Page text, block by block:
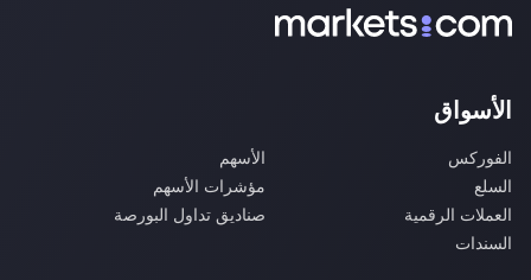
الأسواق
الفوركس
الأسهم
السلع
مؤشرات الأسهم
العملات الرقمية
صناديق تداول البورصة
السندات